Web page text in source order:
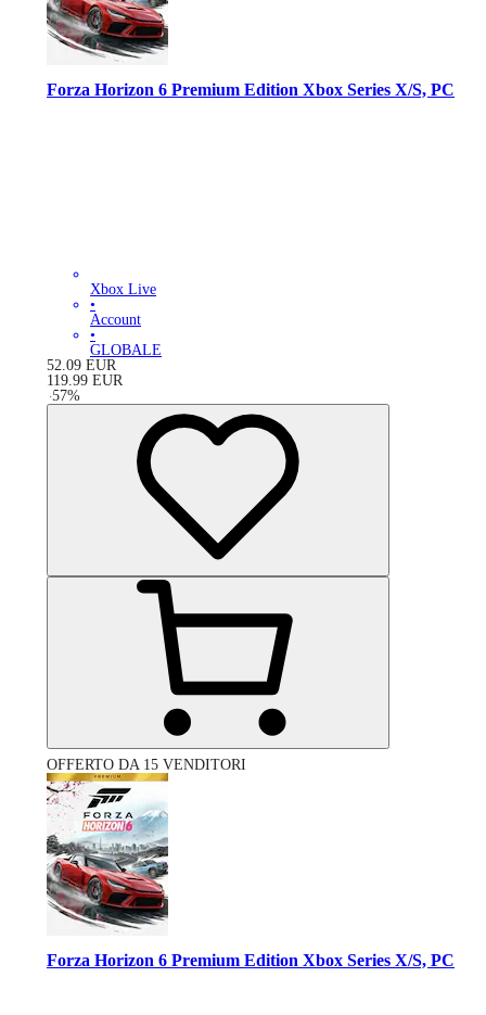
Forza Horizon 6 Premium Edition Xbox Series X/S, PC
Xbox Live
•
Account
•
GLOBALE
52.09 EUR
119.99 EUR
-57%
OFFERTO DA 15 VENDITORI
Forza Horizon 6 Premium Edition Xbox Series X/S, PC